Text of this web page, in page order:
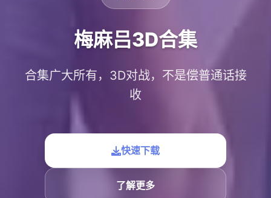
梅麻吕3D合集
合集广大所有，3D对战，不是偿普通话接
收
快速下载
了解更多